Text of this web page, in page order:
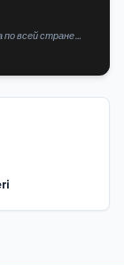
по всей стране